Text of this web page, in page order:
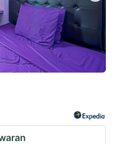
the
keyboard
shortcuts
for